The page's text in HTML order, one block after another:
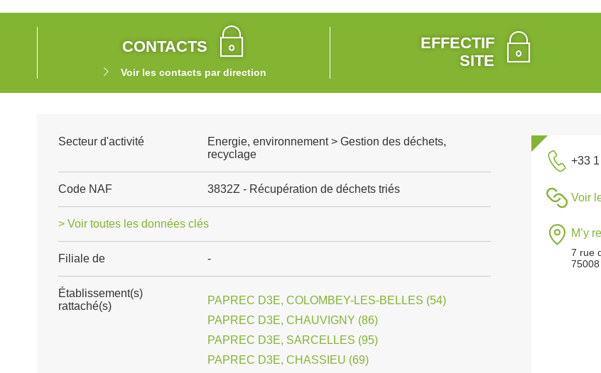
CONTACTS
Voir les contacts par direction
EFFECTIF
SITE
Secteur d'activité
Energie, environnement > Gestion des déchets,
recyclage
Code NAF 3832Z - Récupération de déchets triés
> Voir toutes les données clés
Filiale de -
Établissement(s)
rattaché(s)
PAPREC D3E, COLOMBEY-LES-BELLES (54)
PAPREC D3E, CHAUVIGNY (86)
PAPREC D3E, SARCELLES (95)
PAPREC D3E, CHASSIEU (69)
+33
Voir
M’y
7 rue